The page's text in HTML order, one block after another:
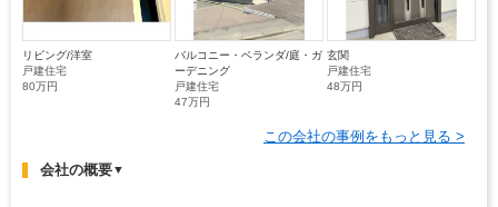
リビング/洋室
戸建住宅
80万円
バルコニー・ベランダ/庭・ガ
ーデニング
戸建住宅
47万円
玄関
戸建住宅
48万円
この会社の事例をもっと見る >
会社の概要▼